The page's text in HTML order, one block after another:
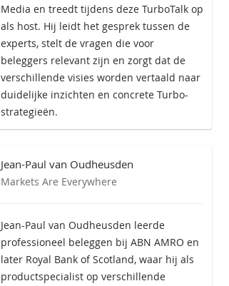
Media en treedt tijdens deze TurboTalk op
als host. Hij leidt het gesprek tussen de
experts, stelt de vragen die voor
beleggers relevant zijn en zorgt dat de
verschillende visies worden vertaald naar
duidelijke inzichten en concrete Turbo-
strategieën.
Jean-Paul van Oudheusden
Markets Are Everywhere
Jean-Paul van Oudheusden leerde
professioneel beleggen bij ABN AMRO en
later Royal Bank of Scotland, waar hij als
productspecialist op verschillende